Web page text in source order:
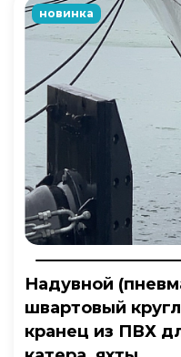
новинка
Надувной
швартовый
кранец из ПВХ